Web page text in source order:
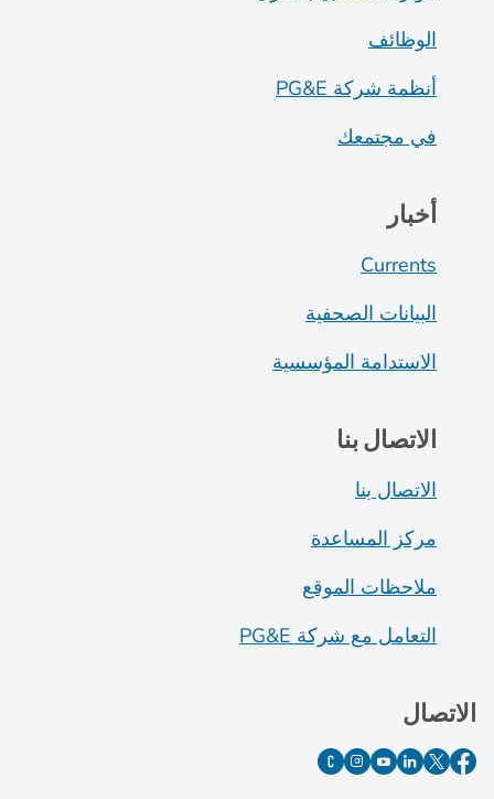
الوظائف
أنظمة شركة PG&E
في مجتمعك
أخبار
Currents
البيانات الصحفية
الاستدامة المؤسسية
الاتصال بنا
الاتصال بنا
مركز المساعدة
ملاحظات الموقع
التعامل مع شركة PG&E
الاتصال